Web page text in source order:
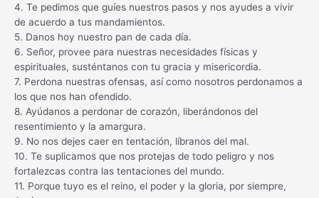
4. Te pedimos que guíes nuestros pasos y nos ayudes a vivir
de acuerdo a tus mandamientos.
5. Danos hoy nuestro pan de cada día.
6. Señor, provee para nuestras necesidades físicas y
espirituales, susténtanos con tu gracia y misericordia.
7. Perdona nuestras ofensas, así como nosotros perdonamos a
los que nos han ofendido.
8. Ayúdanos a perdonar de corazón, liberándonos del
resentimiento y la amargura.
9. No nos dejes caer en tentación, líbranos del mal.
10. Te suplicamos que nos protejas de todo peligro y nos
fortalezcas contra las tentaciones del mundo.
11. Porque tuyo es el reino, el poder y la gloria, por siempre,